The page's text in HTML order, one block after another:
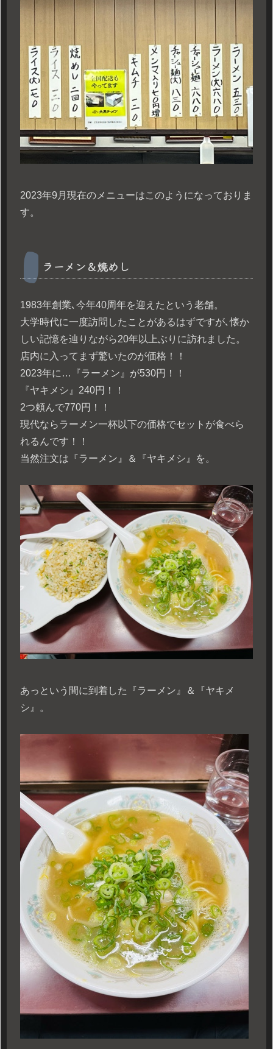
2023年9月現在のメニューはこのようになっておりま
す。
ラーメン＆焼めし
1983年創業､今年40周年を迎えたという老舗。
大学時代に一度訪問したことがあるはずですが､懐か
しい記憶を辿りながら20年以上ぶりに訪れました。
店内に入ってまず驚いたのが価格！！
2023年に…『ラーメン』が530円！！
『ヤキメシ』240円！！
2つ頼んで770円！！
現代ならラーメン一杯以下の価格でセットが食べら
れるんです！！
当然注文は『ラーメン』＆『ヤキメシ』を。
あっという間に到着した『ラーメン』＆『ヤキメ
シ』。